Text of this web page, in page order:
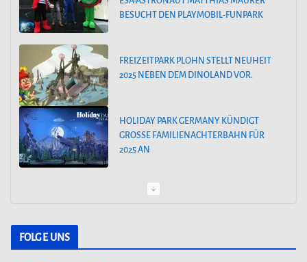
30. MÄRZ 2024: SAISONSTART IM FILMPARK BABELSBERG
ALOHA OHANA! TROPICAL ISLANDS BEGRÜSST HAWAII
FOLGE UNS